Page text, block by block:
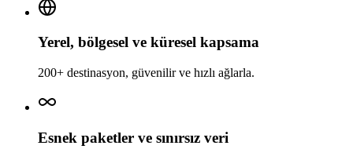
Yerel, bölgesel ve küresel kapsama
200+ destinasyon, güvenilir ve hızlı ağlarla.
Esnek paketler ve sınırsız veri